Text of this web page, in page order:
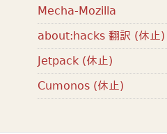
Mecha-Mozilla
about:hacks 翻訳 (休止)
Jetpack (休止)
Cumonos (休止)